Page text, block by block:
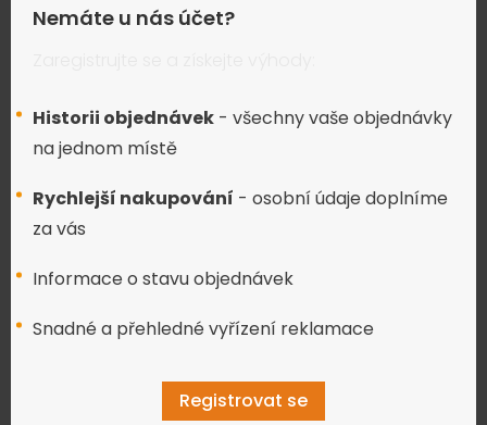
Nemáte u nás účet?
Historii objednávek - všechny vaše objednávky
na jednom místě
Rychlejší nakupování - osobní údaje doplníme
za vás
Informace o stavu objednávek
Snadné a přehledné vyřízení reklamace
Registrovat se